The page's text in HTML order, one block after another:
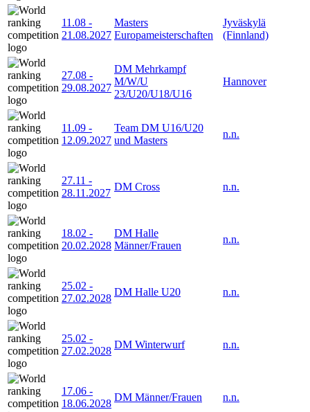
11.08 -
21.08.2027
Masters
Europameisterschaften
Jyväskylä
(Finnland)
27.08 -
29.08.2027
DM Mehrkampf
M/W/U
23/U20/U18/U16
Hannover
11.09 -
12.09.2027
Team DM U16/U20
und Masters
n.n.
27.11 -
28.11.2027
DM Cross n.n.
18.02 -
20.02.2028
DM Halle
Männer/Frauen
n.n.
25.02 -
27.02.2028
DM Halle U20 n.n.
25.02 -
27.02.2028
DM Winterwurf n.n.
17.06 -
18.06.2028
DM Männer/Frauen n.n.